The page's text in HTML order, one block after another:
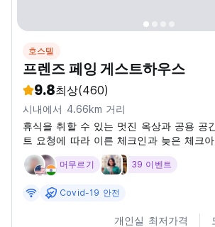
호스텔
프렌즈 페잉 게스트하우스
9.8최상(460)
시내에서 4.66km 거리
휴식을 취할 수 있는 멋진 옥상과 공용 공
트 요청에 따라 이른 체크인과 늦은 체크
가능합니다. 무료 Wi-Fi, 무료 도시 지도,
가 있습니다.
머무르기 39 이벤트
Covid-19 안전
개인실 최저가격